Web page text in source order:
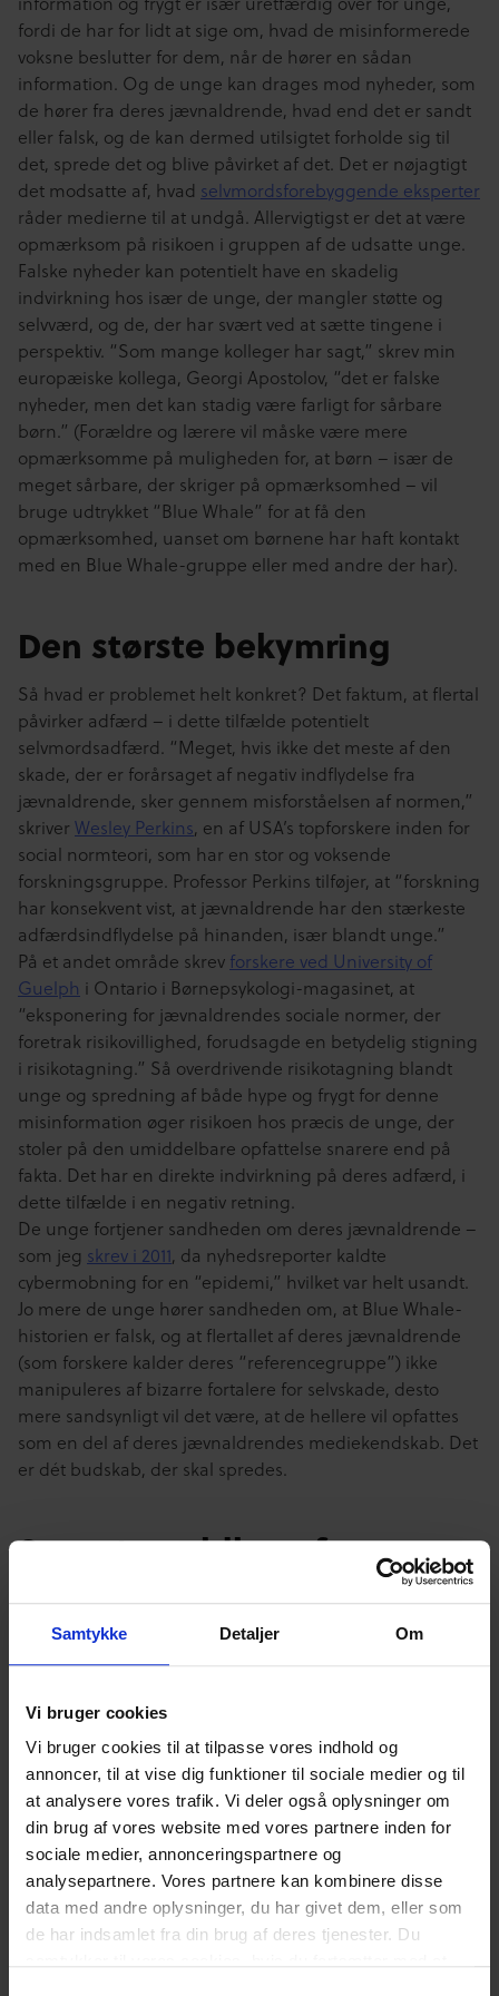
Samtykke Detaljer Om
Vi bruger cookies
Vi bruger cookies til at tilpasse vores indhold og
annoncer, til at vise dig funktioner til sociale medier og til
at analysere vores trafik. Vi deler også oplysninger om
din brug af vores website med vores partnere inden for
sociale medier, annonceringspartnere og
analysepartnere. Vores partnere kan kombinere disse
data med andre oplysninger, du har givet dem, eller som
de har indsamlet fra din brug af deres tjenester. Du
fordi de har for lidt at sige om, hvad de misinformerede
voksne beslutter for dem, når de hører en sådan
information. Og de unge kan drages mod nyheder, som
de hører fra deres jævnaldrende, hvad end det er sandt
eller falsk, og de kan dermed utilsigtet forholde sig til
det, sprede det og blive påvirket af det. Det er nøjagtigt
det modsatte af, hvad selvmordsforebyggende eksperter
råder medierne til at undgå. Allervigtigst er det at være
opmærksom på risikoen i gruppen af de udsatte unge.
Falske nyheder kan potentielt have en skadelig
indvirkning hos især de unge, der mangler støtte og
selvværd, og de, der har svært ved at sætte tingene i
perspektiv. “Som mange kolleger har sagt,” skrev min
europæiske kollega, Georgi Apostolov, “det er falske
nyheder, men det kan stadig være farligt for sårbare
børn.” (Forældre og lærere vil måske være mere
opmærksomme på muligheden for, at børn – især de
meget sårbare, der skriger på opmærksomhed – vil
bruge udtrykket “Blue Whale” for at få den
opmærksomhed, uanset om børnene har haft kontakt
med en Blue Whale-gruppe eller med andre der har).
Den største bekymring
Så hvad er problemet helt konkret? Det faktum, at flertal
påvirker adfærd – i dette tilfælde potentielt
selvmordsadfærd. “Meget, hvis ikke det meste af den
skade, der er forårsaget af negativ indflydelse fra
jævnaldrende, sker gennem misforståelsen af normen,”
skriver Wesley Perkins, en af USA’s topforskere inden for
social normteori, som har en stor og voksende
forskningsgruppe. Professor Perkins tilføjer, at “forskning
har konsekvent vist, at jævnaldrende har den stærkeste
adfærdsindflydelse på hinanden, især blandt unge.”
På et andet område skrev forskere ved University of
Guelph i Ontario i Børnepsykologi-magasinet, at
“eksponering for jævnaldrendes sociale normer, der
foretrak risikovillighed, forudsagde en betydelig stigning
i risikotagning.” Så overdrivende risikotagning blandt
unge og spredning af både hype og frygt for denne
misinformation øger risikoen hos præcis de unge, der
stoler på den umiddelbare opfattelse snarere end på
fakta. Det har en direkte indvirkning på deres adfærd, i
dette tilfælde i en negativ retning.
De unge fortjener sandheden om deres jævnaldrende –
som jeg skrev i 2011, da nyhedsreporter kaldte
cybermobning for en “epidemi,” hvilket var helt usandt.
Jo mere de unge hører sandheden om, at Blue Whale-
historien er falsk, og at flertallet af deres jævnaldrende
(som forskere kalder deres “referencegruppe”) ikke
manipuleres af bizarre fortalere for selvskade, desto
mere sandsynligt vil det være, at de hellere vil opfattes
som en del af deres jævnaldrendes mediekendskab. Det
er dét budskab, der skal spredes.
Seneste guldkorn fra
Bulgariens Safer Internet
Center
perspektiv på de seneste udviklinger i Blue Whale-
fænomenet, baseret på dets undersøgelse af hensyn til
online sikkerhed gennem digital mediekendskab: Blue
Whale-grupper har eksisteret i Vkontakte (Ruslands
største sociale netværksside) siden slutningen af 2015 /
begyndelsen af 2016. De var en del af en særlig teenage-
subkultur, og medlemmerne “legede” med temaerne
selvmord og død. At det var en slags leg betyder ikke, at
det ikke kan være ekstremt farligt for psykisk ustabile